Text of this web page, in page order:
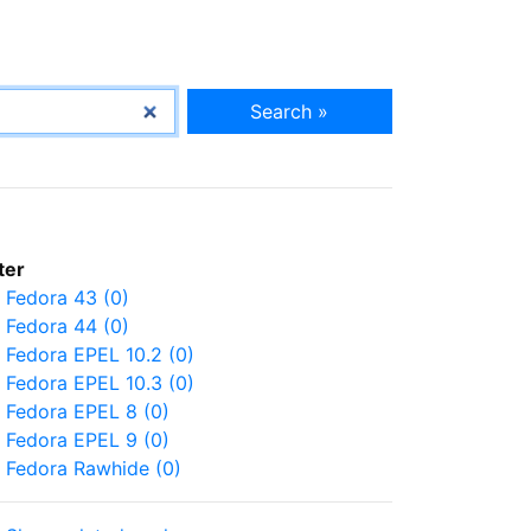
Search »
Fedora 43 (0)
Fedora 44 (0)
Fedora EPEL 10.2 (0)
Fedora EPEL 10.3 (0)
Fedora EPEL 8 (0)
Fedora EPEL 9 (0)
Fedora Rawhide (0)